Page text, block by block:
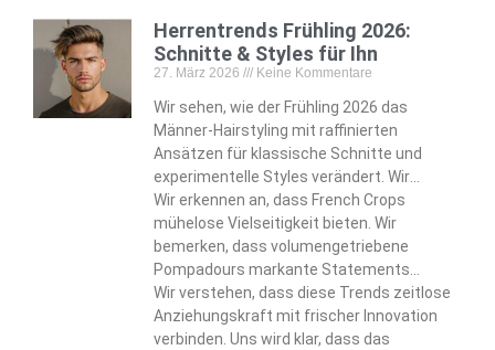
machen Filzspangen, die den saisonalen
verspielten Spirit authentisch einfangen.
Wir entwickeln diese Techniken, die nur
oberflächliche Möglichkeiten darstellen.
Herrentrends Frühling 2026:
Schnitte & Styles für Ihn
27. März 2026 Keine Kommentare
Wir sehen, wie der Frühling 2026 das
Männer-Hairstyling mit raffinierten
Ansätzen für klassische Schnitte und
experimentelle Styles verändert. Wir
erkennen, wie sich der moderne Vokuhila
von Vokuhila-Assoziationen zu
strukturierter Eleganz entwickelt. Wir
identifizieren Fade-Variationen—von
scharfen Skin Fades bis zu strukturierten
lockigen Oberkopfpartien—die die
zeitgenössische Männlichkeit definieren.
Wir erkennen an, dass French Crops
mühelose Vielseitigkeit bieten. Wir
bemerken, dass volumengetriebene
Pompadours markante Statements
setzen. Wir entdecken mutige Optionen
wie den strukturierten Broccoli Cut und den
zerzausten Long Shag, die modebewusste
Wir verstehen, dass diese Trends zeitlose
Anziehungskraft mit frischer Innovation
verbinden. Uns wird klar, dass das